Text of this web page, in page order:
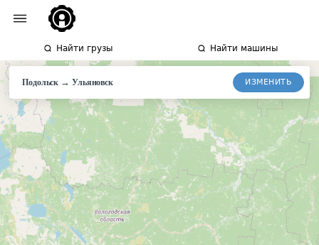
Найти грузы Найти машины
Подольск → Ульяновск ИЗМЕНИТЬ